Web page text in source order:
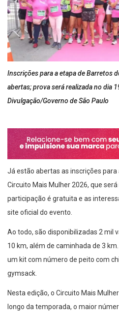
Inscrições para a etapa de Barretos
abertas; prova será realizada no dia
Divulgação/Governo de São Paulo
Já estão abertas as inscrições
Circuito Mais Mulher 2026, que
participação é gratuita e as
site oficial do evento.
Ao todo, são disponibilizadas 2 mil
10 km, além de caminhada de 3
um kit com número de peito com
gymsack.
Nesta edição, o Circuito Mais
longo da temporada, o maior